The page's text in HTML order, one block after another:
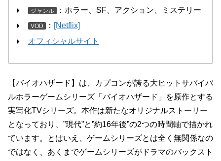
ジャンル ：ホラー、SF、アクション、ミステリー
VOD ： [Netflix]
オフィシャルサイト
【バイオハザード】は、カプコンが誇る大ヒットサバイバ
ルホラーゲームシリーズ「バイオハザード」を原作とする
実写化TVシリーズ。本作は新たなオリジナルストーリー
となっており、”現代”と”約16年後”の2つの時間軸で描かれ
ています。とはいえ、ゲームシリーズとは全く無関係なの
ではなく、あくまでゲームシリーズがドラマのバックスト